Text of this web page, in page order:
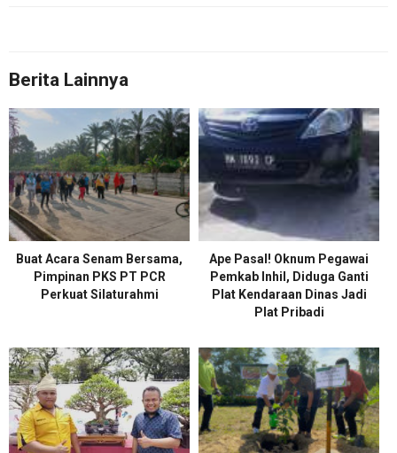
Berita Lainnya
Buat Acara Senam Bersama,
Pimpinan PKS PT PCR
Perkuat Silaturahmi
Ape Pasal! Oknum Pegawai
Pemkab Inhil, Diduga Ganti
Plat Kendaraan Dinas Jadi
Plat Pribadi